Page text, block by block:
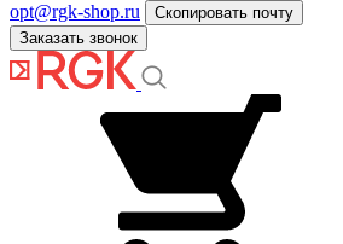
opt@rgk-shop.ru
Скопировать почту
Заказать звонок